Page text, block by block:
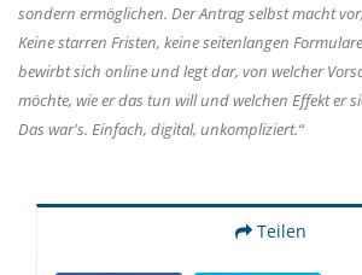
sondern ermöglichen. Der Antrag selbst macht
Keine starren Fristen, keine seitenlangen
bewirbt sich online und legt dar, von welcher
möchte, wie er das tun will und welchen Effekt er
Das war's. Einfach, digital, unkompliziert.“
Teilen